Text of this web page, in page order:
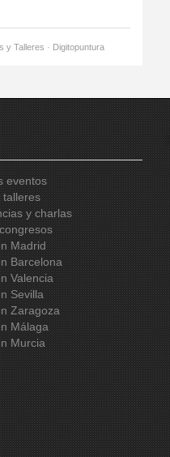
y Talleres · Digitopuntura
eventos
talleres
y charlas
Madrid
Barcelona
Valencia
Sevilla
Zaragoza
Málaga
Murcia